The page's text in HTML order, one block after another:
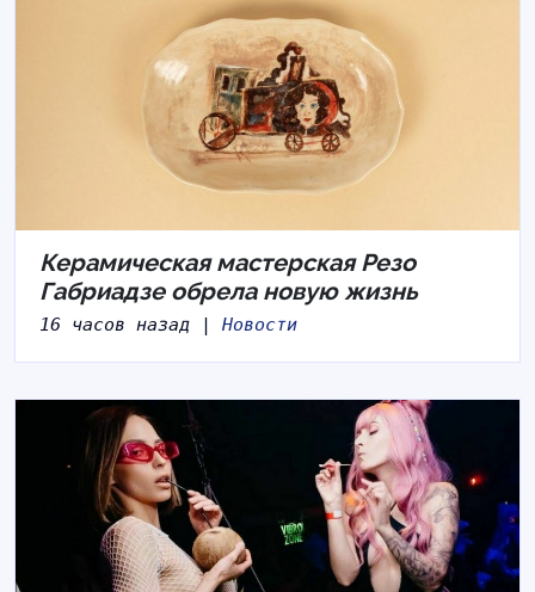
Керамическая мастерская Резо
Габриадзе обрела новую жизнь
16 часов назад | Новости